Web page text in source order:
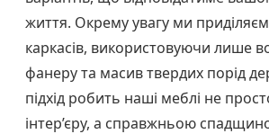
життя. Окрему увагу ми
каркасів, використовуючи лише
фанеру та масив твердих порід
підхід робить наші меблі не
інтер’єру, а справжньою